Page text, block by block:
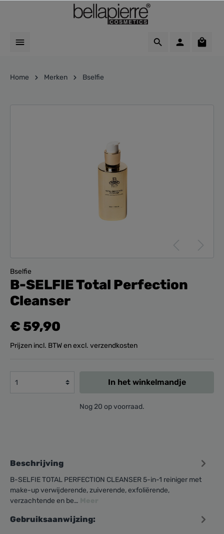
Home Merken Bselfie
Bselfie
B-SELFIE Total Perfection
Cleanser
€ 59,90
Prijzen incl. BTW en excl. verzendkosten
In het winkelmandje
Nog 20 op voorraad.
Beschrijving
B-SELFIE TOTAL PERFECTION CLEANSER 5-in-1 reiniger met
make-up verwijderende, zuiverende, exfoliërende,
verzachtende en be…
Gebruiksaanwijzing: